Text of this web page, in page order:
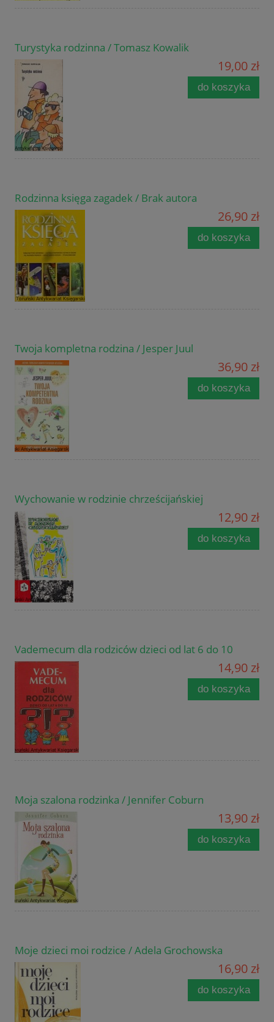
Turystyka rodzinna / Tomasz Kowalik
19,00 zł
do koszyka
Rodzinna księga zagadek / Brak autora
26,90 zł
do koszyka
Twoja kompletna rodzina / Jesper Juul
36,90 zł
do koszyka
Wychowanie w rodzinie chrześcijańskiej
12,90 zł
do koszyka
Vademecum dla rodziców dzieci od lat 6 do 10
14,90 zł
do koszyka
Moja szalona rodzinka / Jennifer Coburn
13,90 zł
do koszyka
Moje dzieci moi rodzice / Adela Grochowska
16,90 zł
do koszyka